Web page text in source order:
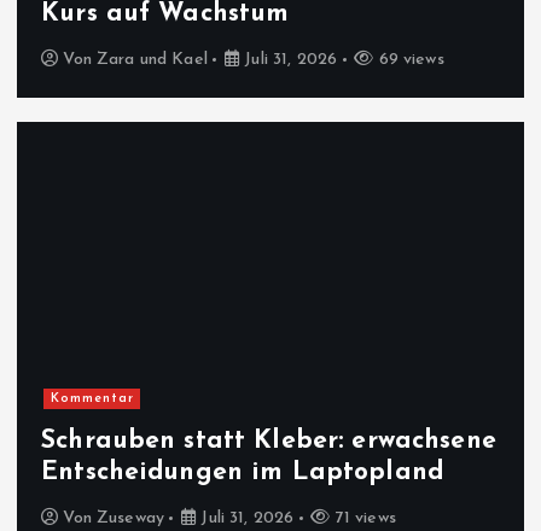
Kurs auf Wachstum
Von Zara und Kael Juli 31, 2026 69 views
Kommentar
Schrauben statt Kleber: erwachsene
Entscheidungen im Laptopland
Von Zuseway Juli 31, 2026 71 views